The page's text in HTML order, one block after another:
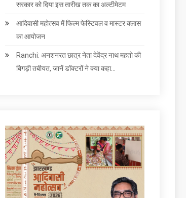
सरकार को दिया इस तारीख तक का अल्टीमेटम
आदिवासी महोत्सव में फिल्म फेस्टिवल व मास्टर क्लास
का आयोजन
Ranchi: अनशनरत छात्र नेता देवेंद्र नाथ महतो की
बिगड़ी तबीयत, जानें डॉक्टरों ने क्या कहा…